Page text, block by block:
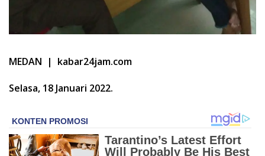
MEDAN | kabar24jam.com
Selasa, 18 Januari 2022.